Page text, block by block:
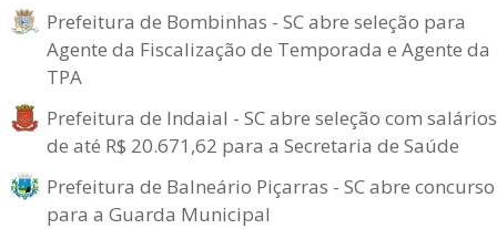
Prefeitura de Bombinhas - SC abre seleção para
Agente da Fiscalização de Temporada e Agente da
TPA
Prefeitura de Indaial - SC abre seleção com salários
de até R$ 20.671,62 para a Secretaria de Saúde
Prefeitura de Balneário Piçarras - SC abre concurso
para a Guarda Municipal